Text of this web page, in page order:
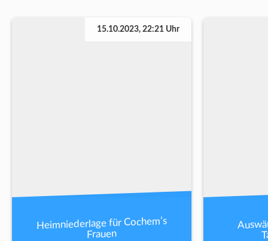
15.10.2023, 22:21 Uhr
Heimniederlage für Cochem’s
Frauen